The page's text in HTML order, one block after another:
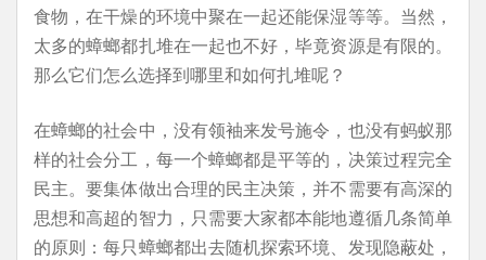
食物，在干燥的环境中聚在一起还能保湿等等。当然，
太多的蟑螂都扎堆在一起也不好，毕竟资源是有限的。
那么它们怎么选择到哪里和如何扎堆呢？
在蟑螂的社会中，没有领袖来发号施令，也没有蚂蚁那
样的社会分工，每一个蟑螂都是平等的，决策过程完全
民主。要集体做出合理的民主决策，并不需要有高深的
思想和高超的智力，只需要大家都本能地遵循几条简单
的原则：每只蟑螂都出去随机探索环境、发现隐蔽处，